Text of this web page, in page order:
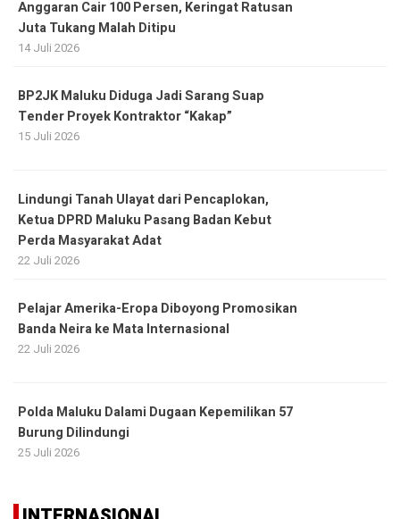
Anggaran Cair 100 Persen, Keringat Ratusan
Juta Tukang Malah Ditipu
14 Juli 2026
BP2JK Maluku Diduga Jadi Sarang Suap
Tender Proyek Kontraktor “Kakap”
15 Juli 2026
Lindungi Tanah Ulayat dari Pencaplokan,
Ketua DPRD Maluku Pasang Badan Kebut
Perda Masyarakat Adat
22 Juli 2026
Pelajar Amerika-Eropa Diboyong Promosikan
Banda Neira ke Mata Internasional
22 Juli 2026
Polda Maluku Dalami Dugaan Kepemilikan 57
Burung Dilindungi
25 Juli 2026